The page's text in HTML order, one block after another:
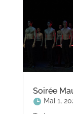
Soirée
Mai 1,